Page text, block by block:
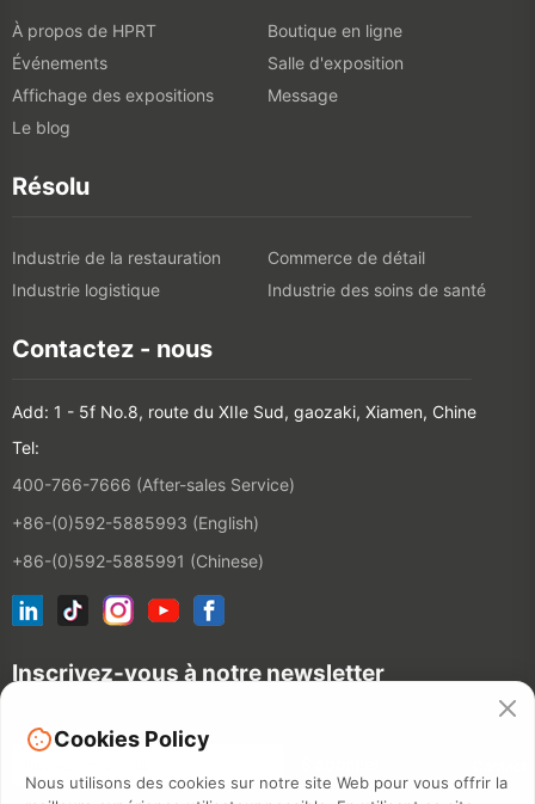
À propos de HPRT
Boutique en ligne
Événements
Salle d'exposition
Affichage des expositions
Message
Le blog
Résolu
Industrie de la restauration
Commerce de détail
Industrie logistique
Industrie des soins de santé
Contactez - nous
Add: 1 - 5f No.8, route du XIIe Sud, gaozaki, Xiamen, Chine
Tel:
400-766-7666 (After-sales Service)
+86-(0)592-5885993 (English)
+86-(0)592-5885991 (Chinese)
Inscrivez-vous à notre newsletter
Cookies Policy
Nous utilisons des cookies sur notre site Web pour vous offrir la